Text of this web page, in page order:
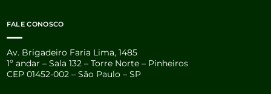
FALE CONOSCO
Av. Brigadeiro Faria Lima, 1485
1º andar – Sala 132 – Torre Norte – Pinheiros
CEP 01452-002 – São Paulo – SP